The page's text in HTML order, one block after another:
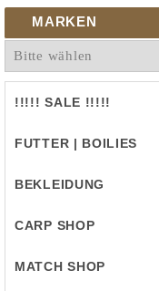
MARKEN
!!!!! SALE !!!!!
FUTTER | BOILIES
BEKLEIDUNG
CARP SHOP
MATCH SHOP